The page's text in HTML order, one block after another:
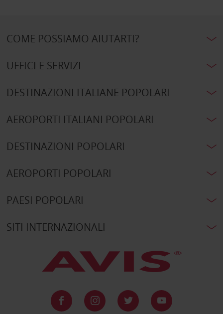
COME POSSIAMO AIUTARTI?
UFFICI E SERVIZI
DESTINAZIONI ITALIANE POPOLARI
AEROPORTI ITALIANI POPOLARI
DESTINAZIONI POPOLARI
AEROPORTI POPOLARI
PAESI POPOLARI
SITI INTERNAZIONALI